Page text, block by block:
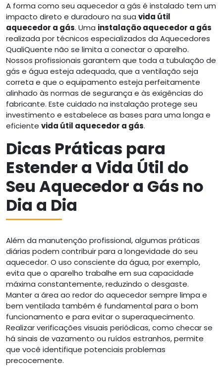
A forma como seu aquecedor a gás é instalado tem um
impacto direto e duradouro na sua vida útil
aquecedor a gás. Uma instalação aquecedor a gás
realizada por técnicos especializados da Aquecedores
QualiQuente não se limita a conectar o aparelho.
Nossos profissionais garantem que toda a tubulação de
gás e água esteja adequada, que a ventilação seja
correta e que o equipamento esteja perfeitamente
alinhado às normas de segurança e às exigências do
fabricante. Este cuidado na instalação protege seu
investimento e estabelece as bases para uma longa e
eficiente vida útil aquecedor a gás.
Dicas Práticas para
Estender a Vida Útil do
Seu Aquecedor a Gás no
Dia a Dia
Além da manutenção profissional, algumas práticas
diárias podem contribuir para a longevidade do seu
aquecedor. O uso consciente da água, por exemplo,
evita que o aparelho trabalhe em sua capacidade
máxima constantemente, reduzindo o desgaste.
Manter a área ao redor do aquecedor sempre limpa e
bem ventilada também é fundamental para o bom
funcionamento e para evitar o superaquecimento.
Realizar verificações visuais periódicas, como checar se
há sinais de vazamento ou ruídos estranhos, permite
que você identifique potenciais problemas
precocemente.